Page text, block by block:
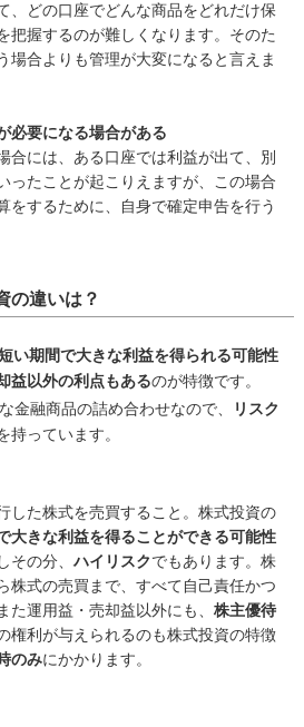
、どの口座でどんな商品をどれだけ保
把握するのが難しくなります。そのた
場合よりも管理が大変になると言えま
必要になる場合がある
合には、ある口座では利益が出て、別
ったことが起こりえますが、この場合
をするために、自身で確定申告を行う
の違いは？
い期間で大きな利益を得られる可能性
益以外の利点もあるのが特徴です。
金融商品の詰め合わせなので、
リスク
持っています。
した株式を売買すること。株式投資の
大きな利益を得ることができる可能性
その分、ハイリスクでもあります。株
株式の売買まで、すべて自己責任かつ
た運用益・売却益以外にも、 株主優待
権利が与えられるのも株式投資の特徴
のみにかかります。